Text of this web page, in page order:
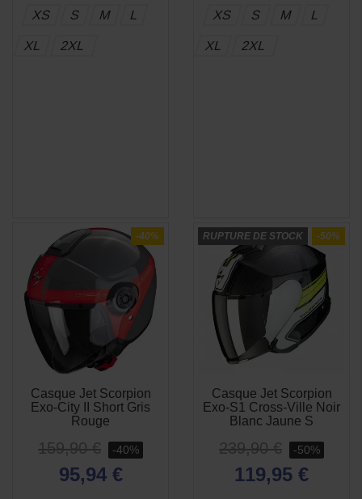
XS S M L
XL 2XL
XS S M L
XL 2XL
-40%
Casque Jet Scorpion
Exo-City II Short Gris
Rouge
159,90 € -40%
95,94 €
-50%
RUPTURE DE STOCK
Casque Jet Scorpion
Exo-S1 Cross-Ville Noir
Blanc Jaune S
239,90 € -50%
119,95 €
APERÇU
RAPIDE
APERÇU
RAPIDE